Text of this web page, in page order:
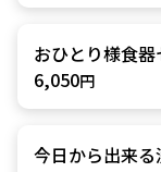
おひとり様食器
6,050円
今日から出来る